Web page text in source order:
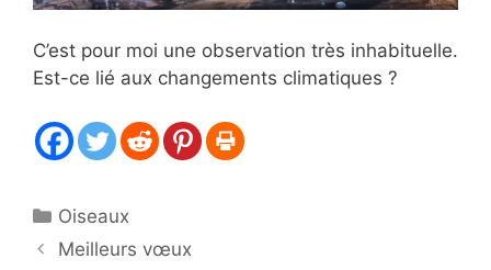
C’est pour moi une observation très inhabituelle.
Est-ce lié aux changements climatiques ?
Catégories
Oiseaux
Meilleurs vœux